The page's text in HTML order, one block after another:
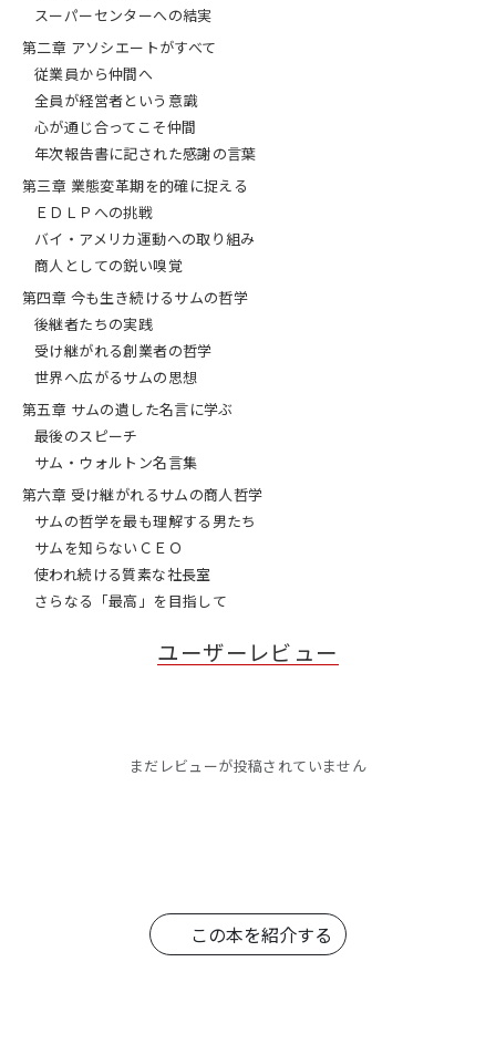
スーパーセンターへの結実
第二章 アソシエートがすべて
従業員から仲間へ
全員が経営者という意識
心が通じ合ってこそ仲間
年次報告書に記された感謝の言葉
第三章 業態変革期を的確に捉える
ＥＤＬＰへの挑戦
バイ・アメリカ運動への取り組み
商人としての鋭い嗅覚
第四章 今も生き続けるサムの哲学
後継者たちの実践
受け継がれる創業者の哲学
世界へ広がるサムの思想
第五章 サムの遺した名言に学ぶ
最後のスピーチ
サム・ウォルトン名言集
第六章 受け継がれるサムの商人哲学
サムの哲学を最も理解する男たち
サムを知らないＣＥＯ
使われ続ける質素な社長室
さらなる「最高」を目指して
ユーザーレビュー
まだレビューが投稿されていません
この本を紹介する